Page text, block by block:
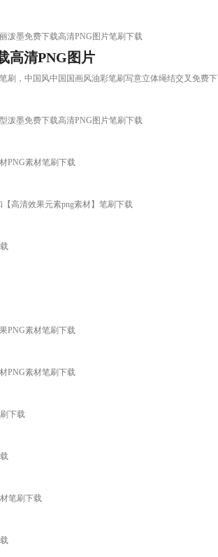
泼墨免费下载高清PNG图片笔刷下载
高清PNG图片
刷，中国风中国国画风油彩笔刷写意立体绳结交叉免费下
泼墨免费下载高清PNG图片笔刷下载
PNG素材笔刷下载
高清效果元素png素材】笔刷下载
PNG素材笔刷下载
PNG素材笔刷下载
下载
笔刷下载